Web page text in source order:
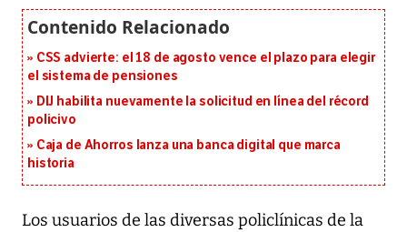
CSS advierte: el 18 de agosto vence el plazo para elegir
el sistema de pensiones
DIJ habilita nuevamente la solicitud en línea del récord
policivo
Caja de Ahorros lanza una banca digital que marca
historia
Los usuarios de las diversas policlínicas de la